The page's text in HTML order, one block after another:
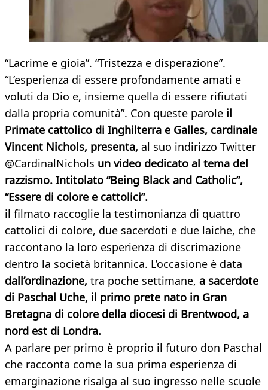
“Lacrime e gioia”. “Tristezza e disperazione”.
“L’esperienza di essere profondamente amati e
voluti da Dio e, insieme quella di essere rifiutati
dalla propria comunità”. Con queste parole il
Primate cattolico di Inghilterra e Galles, cardinale
Vincent Nichols, presenta, al suo indirizzo Twitter
@CardinalNichols un video dedicato al tema del
razzismo. Intitolato “Being Black and Catholic”,
“Essere di colore e cattolici”.
il filmato raccoglie la testimonianza di quattro
cattolici di colore, due sacerdoti e due laiche, che
raccontano la loro esperienza di discrimazione
dentro la società britannica. L’occasione è data
dall’ordinazione, tra poche settimane, a sacerdote
di Paschal Uche, il primo prete nato in Gran
Bretagna di colore della diocesi di Brentwood, a
nord est di Londra.
A parlare per primo è proprio il futuro don Paschal
che racconta come la sua prima esperienza di
emarginazione risalga al suo ingresso nelle scuole